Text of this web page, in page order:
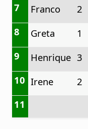
7
Franco 2
8
Greta 1
9
Henrique 3
10 Irene 2
11